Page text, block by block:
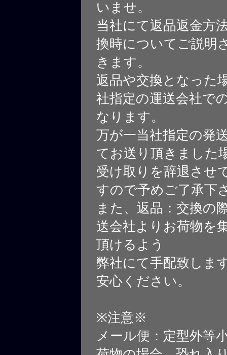
いませ。
当社にて返品返金方
換時についてご説明
きます。
返品や交換となった
社指定の運送会社で
なります。
万が一当社指定の発
てお送り頂きました
受け取りを辞退させ
すので予めご了承下
また、返品：交換の
送会社よりお荷物を
頂けるよう
弊社にて手配致しま
安心ください。
※注意※
メール便：定型外等